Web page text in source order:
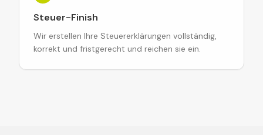
Steuer-Finish
Wir erstellen Ihre Steuererklärungen vollständig,
korrekt und fristgerecht und reichen sie ein.